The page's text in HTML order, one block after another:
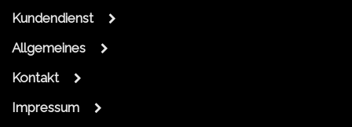
Kundendienst
Allgemeines
Kontakt
Impressum